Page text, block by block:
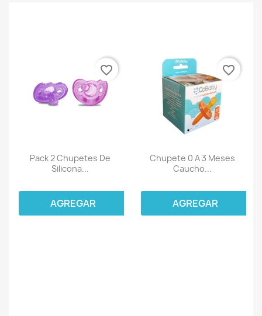
Pack 2 Chupetes De
Silicona...
AGREGAR
favorite_border
Chupete 0 A 3 Meses
Caucho...
AGREGAR
favorite_border